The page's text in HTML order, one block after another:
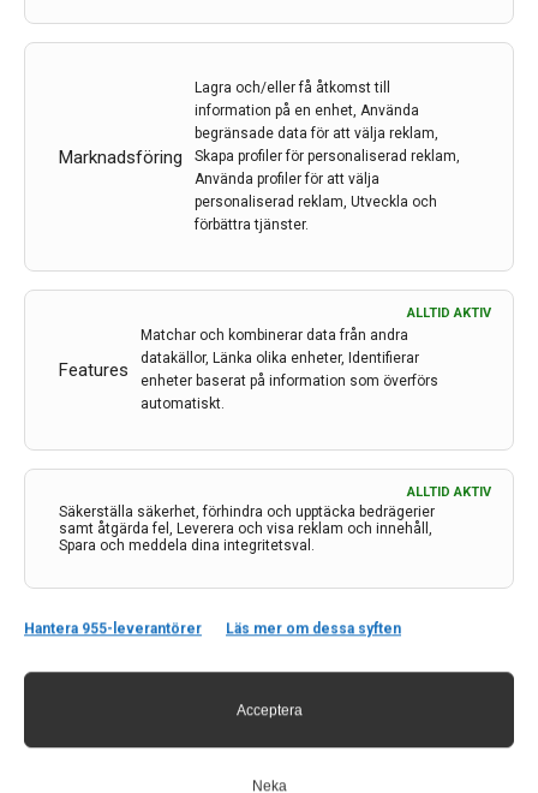
Marknadsföring
Lagra och/eller få åtkomst till
information på en enhet, Använda
begränsade data för att välja reklam,
Skapa profiler för personaliserad reklam,
Använda profiler för att välja
personaliserad reklam, Utveckla och
förbättra tjänster.
Features
ALLTID AKTIV
Matchar och kombinerar data från andra
datakällor, Länka olika enheter, Identifierar
enheter baserat på information som överförs
automatiskt.
Säkerställa säkerhet, förhindra och upptäcka bedrägerier
samt åtgärda fel, Leverera och visa reklam och innehåll,
Spara och meddela dina integritetsval.
ALLTID AKTIV
Hantera 955-leverantörer Läs mer om dessa syften
Acceptera
Neka
området avancerade terapier, som omfattar läkemedel
Kontakt
Neurologi i Sverige
c/o Forskaren Office Hub
nis@pharma-industry.se